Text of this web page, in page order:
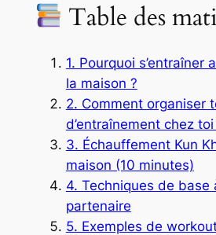
Table des
1. Pourquoi s’entraîner
la maison ?
2. Comment organiser
d’entraînement chez toi
3. Échauffement Kun
maison (10 minutes)
4. Techniques de base
partenaire
5. Exemples de